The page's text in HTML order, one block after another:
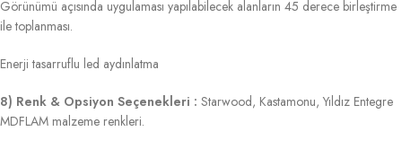
Görünümü açısında uygulaması yapılabilecek alanların 45 derece birleştirme
ile toplanması.
Enerji tasarruflu led aydınlatma
8) Renk & Opsiyon Seçenekleri : Starwood, Kastamonu, Yıldız Entegre
MDFLAM malzeme renkleri.